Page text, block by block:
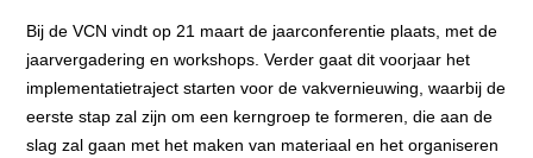
Bij de VCN vindt op 21 maart de jaarconferentie plaats, met de
jaarvergadering en workshops. Verder gaat dit voorjaar het
implementatietraject starten voor de vakvernieuwing, waarbij de
eerste stap zal zijn om een kerngroep te formeren, die aan de
slag zal gaan met het maken van materiaal en het organiseren